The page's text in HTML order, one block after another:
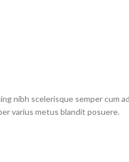
nibh scelerisque semper cum
varius metus blandit posuere.